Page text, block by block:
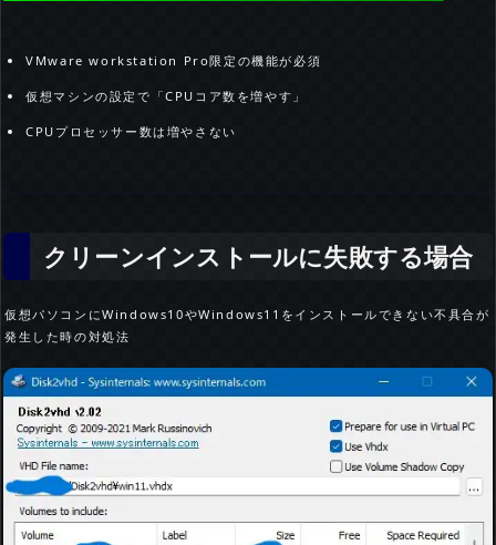
VMware workstation Pro限定の機能が必須
仮想マシンの設定で「CPUコア数を増やす」
CPUプロセッサー数は増やさない
クリーンインストールに失敗する場合
仮想パソコンにWindows10やWindows11をインストールできない不具合が
発生した時の対処法